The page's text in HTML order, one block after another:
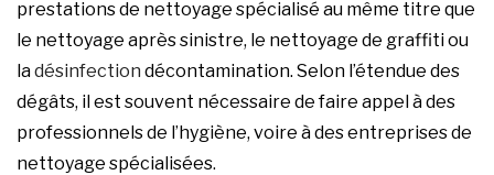
prestations de nettoyage spécialisé au même titre que
le nettoyage après sinistre, le nettoyage de graffiti ou
ladésinfection décontamination. Selon l’étendue des
dégâts, il est souvent nécessaire de faire appel à des
professionnels de l’hygiène, voire à des entreprises de
nettoyage spécialisées.